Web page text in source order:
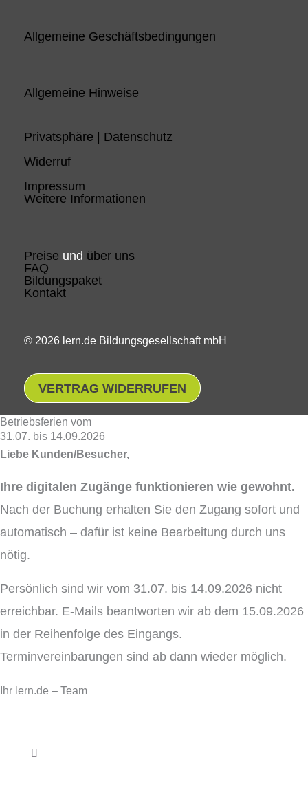
Allgemeine Geschäftsbedingungen
Allgemeine Hinweise
Privatsphäre | Datenschutz
Widerruf
Impressum
Weitere Informationen
Preise und über uns
FAQ
Bildungspaket
Kontakt
© 2026 lern.de Bildungsgesellschaft mbH
VERTRAG WIDERRUFEN
Betriebsferien vom
31.07. bis 14.09.2026
Liebe Kunden/Besucher,
Ihre digitalen Zugänge funktionieren wie gewohnt.
Nach der Buchung erhalten Sie den Zugang sofort und
automatisch – dafür ist keine Bearbeitung durch uns
nötig.
Persönlich sind wir vom 31.07. bis 14.09.2026 nicht
erreichbar. E-Mails beantworten wir ab dem 15.09.2026
in der Reihenfolge des Eingangs.
Terminvereinbarungen sind ab dann wieder möglich.
Ihr lern.de – Team